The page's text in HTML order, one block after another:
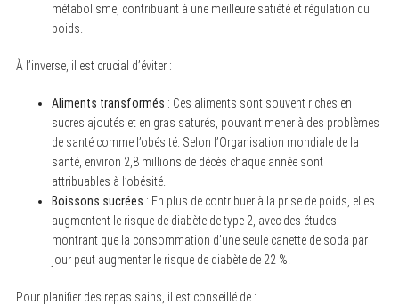
métabolisme, contribuant à une meilleure satiété et régulation du
poids.
À l’inverse, il est crucial d’éviter :
Aliments transformés : Ces aliments sont souvent riches en
sucres ajoutés et en gras saturés, pouvant mener à des problèmes
de santé comme l’obésité. Selon l’Organisation mondiale de la
santé, environ 2,8 millions de décès chaque année sont
attribuables à l’obésité.
Boissons sucrées : En plus de contribuer à la prise de poids, elles
augmentent le risque de diabète de type 2, avec des études
montrant que la consommation d’une seule canette de soda par
jour peut augmenter le risque de diabète de 22 %.
Pour planifier des repas sains, il est conseillé de :